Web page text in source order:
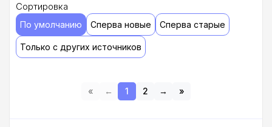
Сортировка
По умолчанию Сперва новые Сперва старые
Только с других источников
« ← 1 2 → »